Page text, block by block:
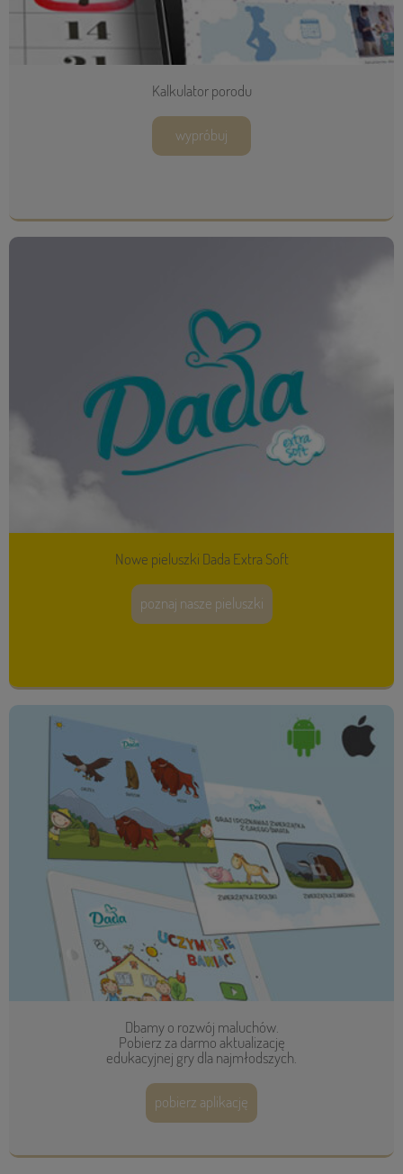
Kalkulator porodu
wypróbuj
Nowe pieluszki Dada Extra Soft
poznaj nasze pieluszki
Dbamy o rozwój maluchów.
Pobierz za darmo aktualizację
edukacyjnej gry dla najmłodszych.
pobierz aplikację